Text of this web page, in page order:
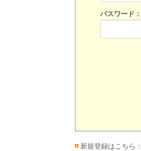
パスワード：
新規登録はこちら：